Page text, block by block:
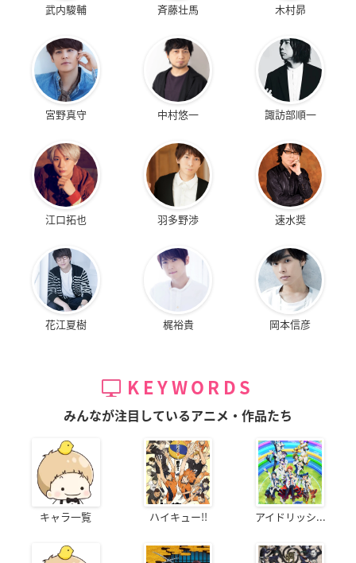
武内駿輔 斉藤壮馬 木村昴
宮野真守 中村悠一 諏訪部順一
江口拓也 羽多野渉 速水奨
花江夏樹 梶裕貴 岡本信彦
KEYWORDS
みんなが注目しているアニメ・作品たち
キャラ一覧 ハイキュー!! アイドリッシ...